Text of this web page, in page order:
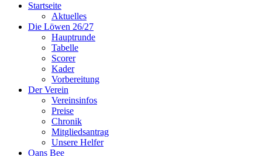
Startseite
Aktuelles
Die Löwen 26/27
Hauptrunde
Tabelle
Scorer
Kader
Vorbereitung
Der Verein
Vereinsinfos
Preise
Chronik
Mitgliedsantrag
Unsere Helfer
Oans Bee